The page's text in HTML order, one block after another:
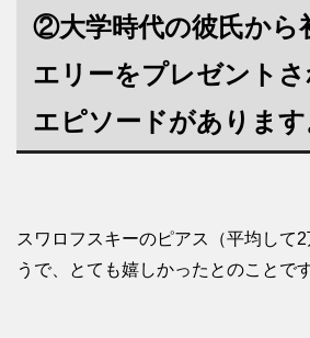
②大学時代の彼氏から
エリーをプレゼント
エピソードがあります
スワロフスキーのピアス（平均して
うで、とても嬉しかったとのことです